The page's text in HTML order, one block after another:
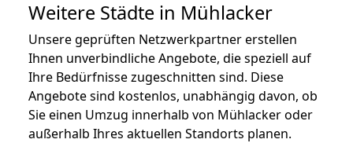
Weitere Städte in Mühlacker
Unsere geprüften Netzwerkpartner erstellen
Ihnen unverbindliche Angebote, die speziell auf
Ihre Bedürfnisse zugeschnitten sind. Diese
Angebote sind kostenlos, unabhängig davon, ob
Sie einen Umzug innerhalb von Mühlacker oder
außerhalb Ihres aktuellen Standorts planen.